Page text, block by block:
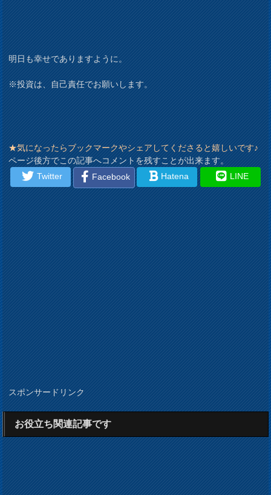
明日も幸せでありますように。
※投資は、自己責任でお願いします。
★気になったらブックマークやシェアしてくださると嬉しいです♪
ページ後方でこの記事へコメントを残すことが出来ます。
Twitter
Facebook Hatena LINE
スポンサードリンク
お役立ち関連記事です